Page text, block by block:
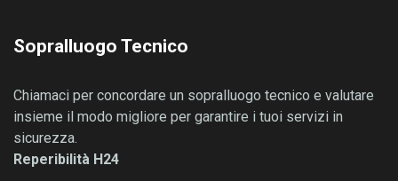
Sopralluogo Tecnico
Chiamaci per concordare un sopralluogo tecnico e valutare
insieme il modo migliore per garantire i tuoi servizi in
sicurezza.
Reperibilità H24